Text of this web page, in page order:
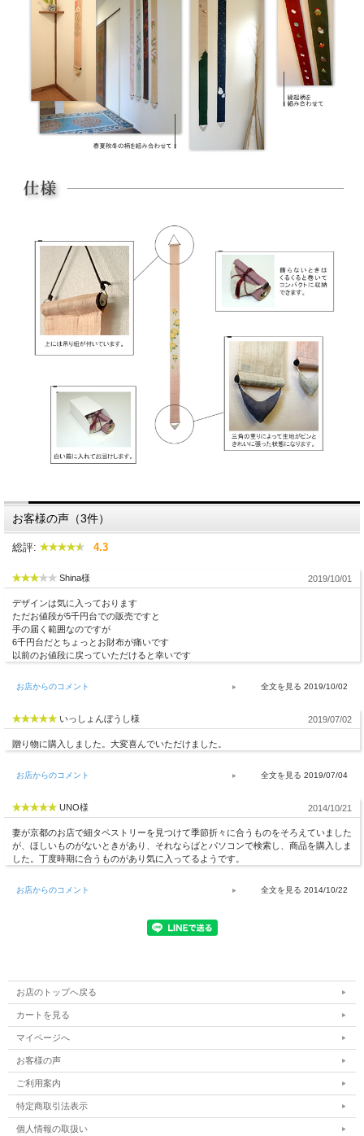
お客様の声（3件）
総評: 4.3
Shina様 2019/10/01
デザインは気に入っております
ただお値段が5千円台での販売ですと
手の届く範囲なのですが
6千円台だとちょっとお財布が痛いです
以前のお値段に戻っていただけると幸いです
お店からのコメント 2019/10/02
いっしょんぼうし様 2019/07/02
贈り物に購入しました。大変喜んでいただけました。
お店からのコメント 2019/07/04
UNO様 2014/10/21
妻が京都のお店で細タペストリーを見つけて季節折々に合うものをそろえていました
が、ほしいものがないときがあり、それならばとパソコンで検索し、商品を購入しま
した。丁度時期に合うものがあり気に入ってるようです。
お店からのコメント 2014/10/22
お店のトップへ戻る
カートを見る
マイページへ
お客様の声
ご利用案内
特定商取引法表示
個人情報の取扱い